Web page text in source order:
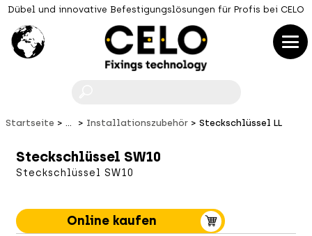
Dübel und innovative Befestigungslösungen für Profis bei CELO
Startseite ... Installationszubehör Steckschlüssel LL
Steckschlüssel SW10
Steckschlüssel SW10
Online kaufen